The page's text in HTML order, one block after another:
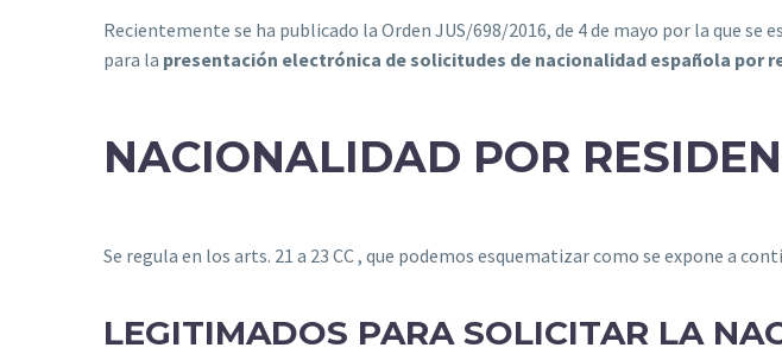
Recientemente se ha publicado la Orden JUS/698/2016, de 4 de mayo por la que
para la presentación electrónica de solicitudes de nacionalidad española por
NACIONALIDAD POR
Se regula en los arts. 21 a 23 CC , que podemos esquematizar como se expone a
LEGITIMADOS PARA SOLICITAR LA